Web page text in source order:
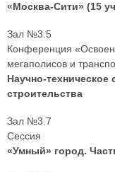
«Москва-Сити» (15
Зал №3.5
Конференция
мегаполисов и
Научно-
строительства
Зал №3.7
Сессия
«Умный» город.